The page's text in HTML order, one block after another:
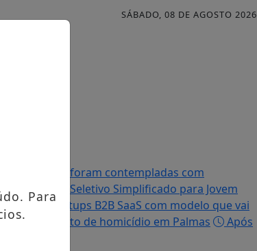
SÁBADO, 08 DE AGOSTO 2026
palmenses foram contempladas com
Processo Seletivo Simplificado para Jovem
em startups B2B SaaS com modelo que vai
de suspeito de homicídio em Palmas
Após
Para